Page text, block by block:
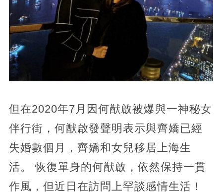
但在2020年7月因何猷啟被爆與一神秘女
伴行街，何猷啟發聲明表示與齊嬌已經
失婚數個月，齊嬌和女兒移居上海生
活。 恢復單身的何猷啟，依然保持一貫
作風，但近日在訪問上罕談感情生活！